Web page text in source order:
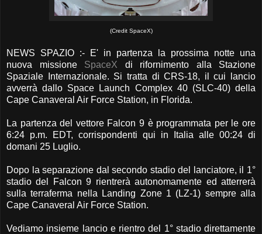
(Credit SpaceX)
NEWS SPAZIO :- E' in partenza la prossima notte una
nuova missione SpaceX di rifornimento alla Stazione
Spaziale Internazionale. Si tratta di CRS-18, il cui lancio
avverrà dallo Space Launch Complex 40 (SLC-40) della
Cape Canaveral Air Force Station, in Florida.
La partenza del vettore Falcon 9 è programmata per le ore
6:24 p.m. EDT, corrispondenti qui in Italia alle 00:24 di
domani 25 Luglio.
Dopo la separazione dal secondo stadio del lanciatore, il 1°
stadio del Falcon 9 rientrerà autonomamente ed atterrerà
sulla terraferma nella Landing Zone 1 (LZ-1) sempre alla
Cape Canaveral Air Force Station.
Vediamo insieme lancio e rientro del 1° stadio direttamente